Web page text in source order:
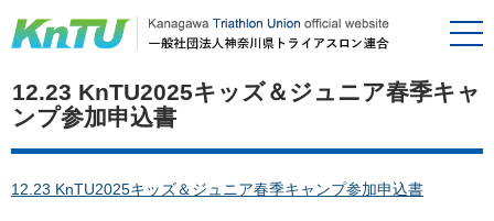
12.23 KnTU2025キッズ＆ジュニア春季キャ
ンプ参加申込書
12.23 KnTU2025キッズ＆ジュニア春季キャンプ参加申込書